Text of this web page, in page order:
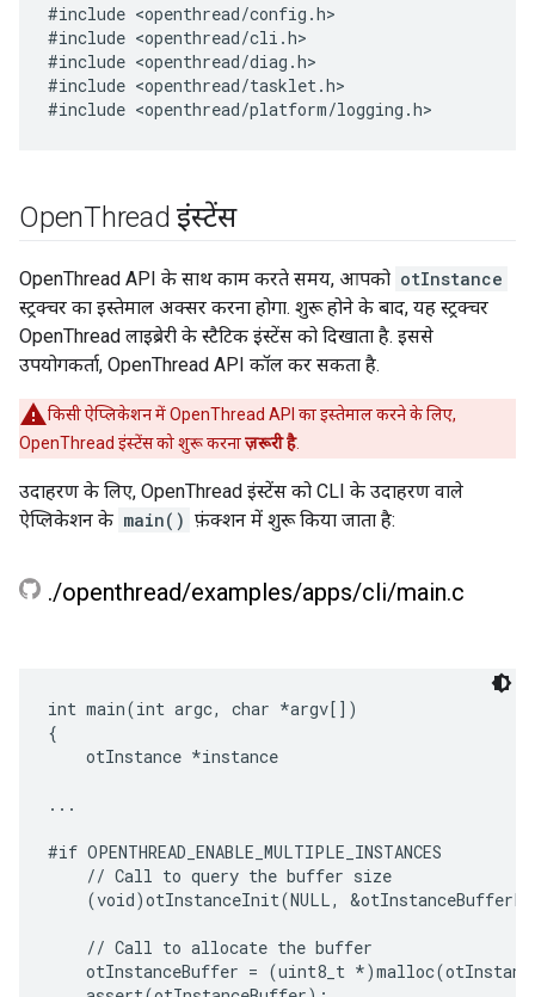
#include <openthread/config.h>
#include <openthread/cli.h>
#include <openthread/diag.h>
#include <openthread/tasklet.h>
OpenThread इंस्टेंस
OpenThread API के साथ काम करते समय, आपको otInstance
स्ट्रक्चर का इस्तेमाल अक्सर करना होगा. शुरू होने के बाद, यह स्ट्रक्चर
OpenThread लाइब्रेरी के स्टैटिक इंस्टेंस को दिखाता है. इससे
उपयोगकर्ता, OpenThread API कॉल कर सकता है.
किसी ऐप्लिकेशन में OpenThread API का इस्तेमाल करने के लिए,
OpenThread इंस्टेंस को शुरू करनाज़रूरी है.
उदाहरण के लिए, OpenThread इंस्टेंस को CLI के उदाहरण वाले
ऐप्लिकेशन के main() फ़ंक्शन में शुरू किया जाता है:
./openthread/examples/apps/cli/main.c
int main(int argc, char *argv[])
{
    otInstance *instance
...
#if OPENTHREAD_ENABLE_MULTIPLE_INSTANCES
    // Call to query the buffer size
(void)otInstanceInit(NULL,
    // Call to allocate the buffer
otInstanceBuffer = (uint8_t